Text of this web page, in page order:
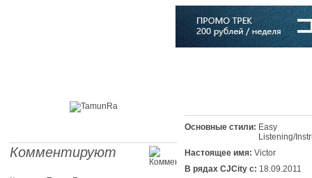
Комментируют
Основные стили: Easy
Listening/
Настоящее имя: Victor
В рядах CJCity с: 18.09.2011